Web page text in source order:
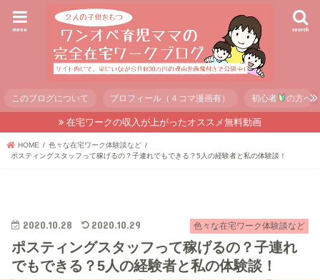
search
menu
このブログについて プロフィール（４コマ漫画有） 初心者 の方へ
在宅ワークの収入が上がったオススメ無料動画
HOME
色々な在宅ワーク体験談など
ポスティングスタッフって稼げるの？子連れでもできる？5人の経験者と私の体験談！
色々な在宅ワーク体験談など
2020.10.28 2020.10.29
ポスティングスタッフって稼げるの？子連れ
でもできる？5人の経験者と私の体験談！